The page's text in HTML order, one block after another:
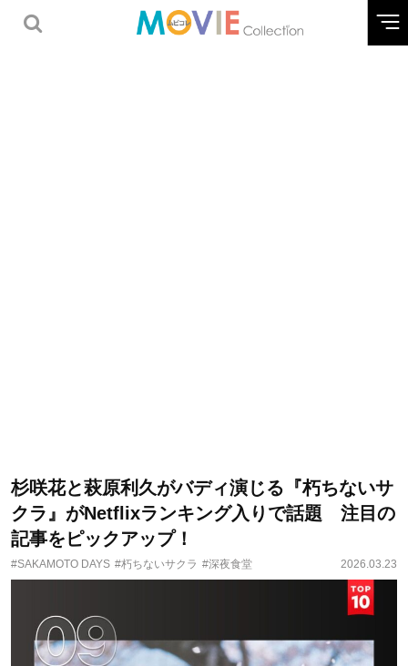
杉咲花と萩原利久がバディ演じる『朽ちないサ
クラ』がNetflixランキング入りで話題 注目の
記事をピックアップ！
#SAKAMOTO DAYS #朽ちないサクラ #深夜食堂 2026.03.23